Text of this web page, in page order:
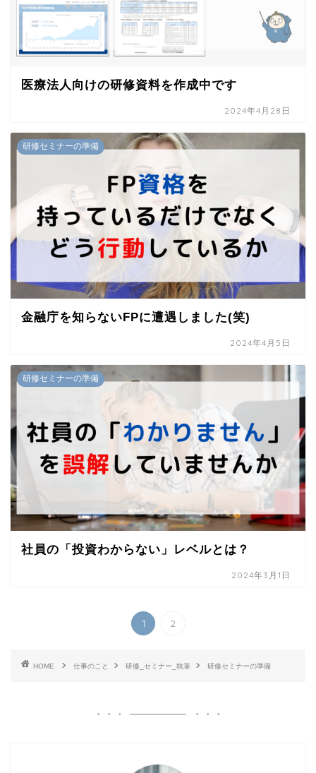
医療法人向けの研修資料を作成中です
2024年4月28日
研修セミナーの準備
金融庁を知らないFPに遭遇しました(笑)
2024年4月5日
研修セミナーの準備
社員の「投資わからない」レベルとは？
2024年3月1日
1 2
HOME 仕事のこと 研修_セミナー_執筆 研修セミナーの準備